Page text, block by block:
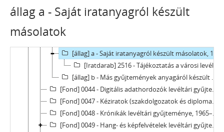
állag a - Saját iratanyagról készült
másolatok
[Fond] 0031 - Mikrofilmek levéltári gyűjteménye, 1498–1949
[Fond] 0033 - Fénymásolatok levéltári gyűjteménye, 1074–2007
[Fond] 0034 - Fényképek levéltári gyűjteménye, 1919–2004
[állag] a - Saját iratanyagról készült másolatok, 1723–1990
[Iratdarab] 2516 - Tájékoztatás a városi levéltárról, 1947
[állag] b - Más gyűjtemények anyagáról készült másolatok, 1229–2014
[Fond] 0044 - Digitális adathordozók levéltári gyűjteménye, 1989–2017
[Fond] 0047 - Kéziratok (szakdolgozatok és diplomamunkák) levéltári gyűjteménye, 1777–2016
[Fond] 0048 - Krónikák levéltári gyűjteménye, 1965–1995
[Fond] 0049 - Hang- és képfelvételek levéltári gyűjteménye, 1977–2009